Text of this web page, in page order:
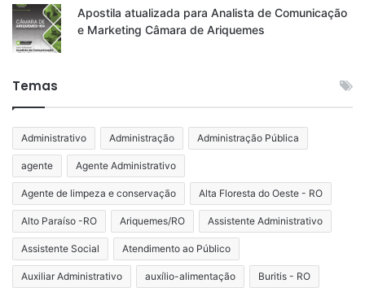
Apostila atualizada para Analista de Comunicação
e Marketing Câmara de Ariquemes
Temas
Administrativo Administração Administração Pública
agente Agente Administrativo
Agente de limpeza e conservação Alta Floresta do Oeste - RO
Alto Paraíso -RO Ariquemes/RO Assistente Administrativo
Assistente Social Atendimento ao Público
Auxiliar Administrativo auxílio-alimentação Buritis - RO